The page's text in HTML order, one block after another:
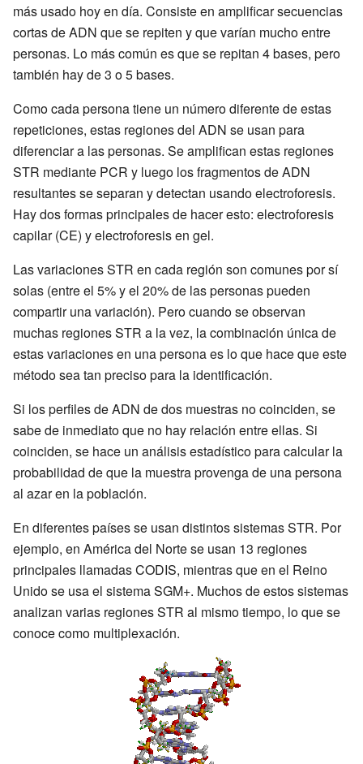
más usado hoy en día. Consiste en amplificar secuencias
cortas de ADN que se repiten y que varían mucho entre
personas. Lo más común es que se repitan 4 bases, pero
también hay de 3 o 5 bases.
Como cada persona tiene un número diferente de estas
repeticiones, estas regiones del ADN se usan para
diferenciar a las personas. Se amplifican estas regiones
STR mediante PCR y luego los fragmentos de ADN
resultantes se separan y detectan usando electroforesis.
Hay dos formas principales de hacer esto: electroforesis
capilar (CE) y electroforesis en gel.
Las variaciones STR en cada región son comunes por sí
solas (entre el 5% y el 20% de las personas pueden
compartir una variación). Pero cuando se observan
muchas regiones STR a la vez, la combinación única de
estas variaciones en una persona es lo que hace que este
método sea tan preciso para la identificación.
Si los perfiles de ADN de dos muestras no coinciden, se
sabe de inmediato que no hay relación entre ellas. Si
coinciden, se hace un análisis estadístico para calcular la
probabilidad de que la muestra provenga de una persona
al azar en la población.
En diferentes países se usan distintos sistemas STR. Por
ejemplo, en América del Norte se usan 13 regiones
principales llamadas CODIS, mientras que en el Reino
Unido se usa el sistema SGM+. Muchos de estos sistemas
analizan varias regiones STR al mismo tiempo, lo que se
conoce como multiplexación.